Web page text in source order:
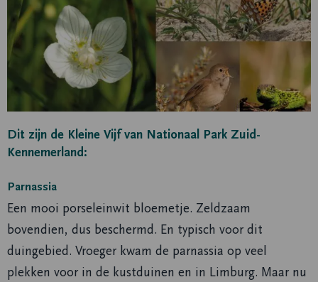
Dit zijn de Kleine Vijf van Nationaal Park Zuid-
Kennemerland:
Parnassia
Een mooi porseleinwit bloemetje. Zeldzaam
bovendien, dus beschermd. En typisch voor dit
duingebied. Vroeger kwam de parnassia op veel
plekken voor in de kustduinen en in Limburg. Maar nu